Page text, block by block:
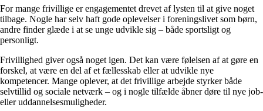
For mange frivillige er engagementet drevet af lysten til at give noget
tilbage. Nogle har selv haft gode oplevelser i foreningslivet som børn,
andre finder glæde i at se unge udvikle sig – både sportsligt og
personligt.
Frivillighed giver også noget igen. Det kan være følelsen af at gøre en
forskel, at være en del af et fællesskab eller at udvikle nye
kompetencer. Mange oplever, at det frivillige arbejde styrker både
selvtillid og sociale netværk – og i nogle tilfælde åbner døre til nye job-
eller uddannelsesmuligheder.